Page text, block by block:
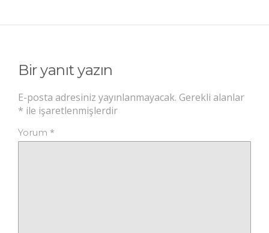
Bir yanıt yazın
E-posta adresiniz yayınlanmayacak. Gerekli alanlar
* ile işaretlenmişlerdir
Yorum *